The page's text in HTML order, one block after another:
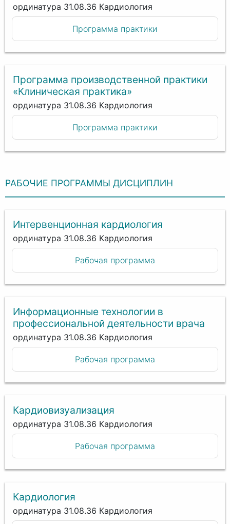
ординатура 31.08.36 Кардиология
Программа практики
Программа производственной практики
«Клиническая практика»
ординатура 31.08.36 Кардиология
Программа практики
РАБОЧИЕ ПРОГРАММЫ ДИСЦИПЛИН
Интервенционная кардиология
ординатура 31.08.36 Кардиология
Рабочая программа
Информационные технологии в
профессиональной деятельности врача
ординатура 31.08.36 Кардиология
Рабочая программа
Кардиовизуализация
ординатура 31.08.36 Кардиология
Рабочая программа
Кардиология
ординатура 31.08.36 Кардиология